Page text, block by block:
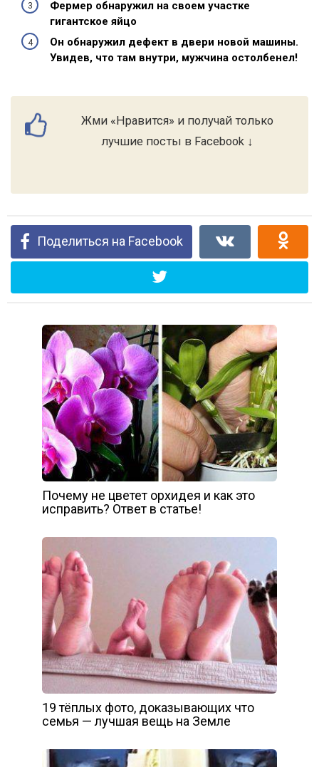
Фермер обнаружил на своем участке
гигантское яйцо
Он обнаружил дефект в двери новой машины.
Увидев, что там внутри, мужчина остолбенел!
Жми «Нравится» и получай только
лучшие посты в Facebook ↓
Поделиться на Facebook
Почему не цветет орхидея и как это
исправить? Ответ в статье!
19 тёплых фото, доказывающих что
семья — лучшая вещь на Земле